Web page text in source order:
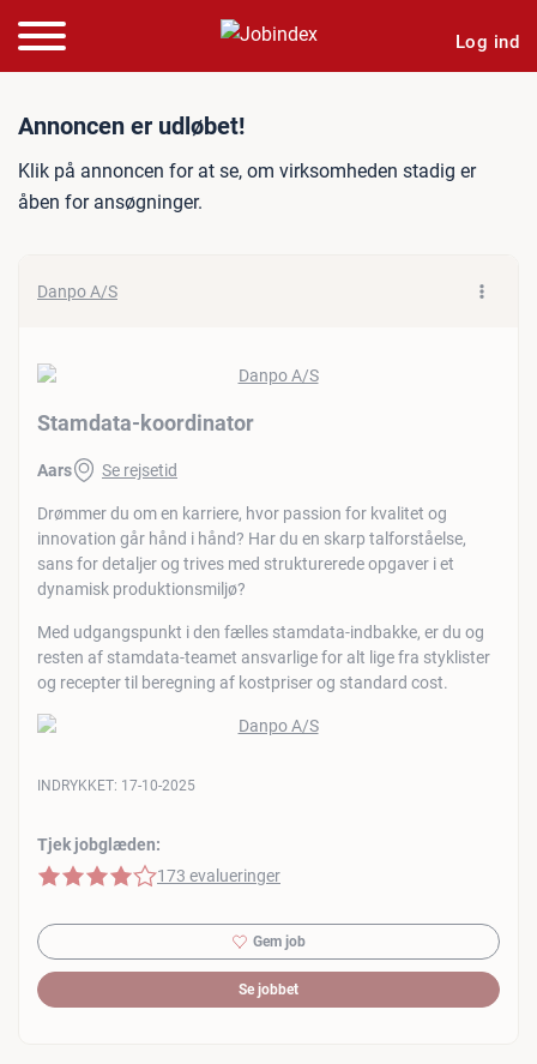
Log ind
Jobannonce: Stamdata-
Annoncen er udløbet!
Klik på annoncen for at se, om virksomheden stadig er
åben for ansøgninger.
Danpo A/S
Stamdata-koordinator
Aars Se rejsetid
Drømmer du om en karriere, hvor passion for kvalitet og
innovation går hånd i hånd? Har du en skarp talforståelse,
sans for detaljer og trives med strukturerede opgaver i et
dynamisk produktionsmiljø?
Med udgangspunkt i den fælles stamdata-indbakke, er du og
resten af stamdata-teamet ansvarlige for alt lige fra styklister
og recepter til beregning af kostpriser og standard cost.
Tjek jobglæden:
4 af 5 stjerner
173 evalueringer
INDRYKKET: 17-10-2025
Gem job
Se jobbet